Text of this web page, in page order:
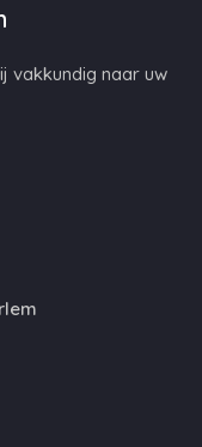
vakkundig naar uw